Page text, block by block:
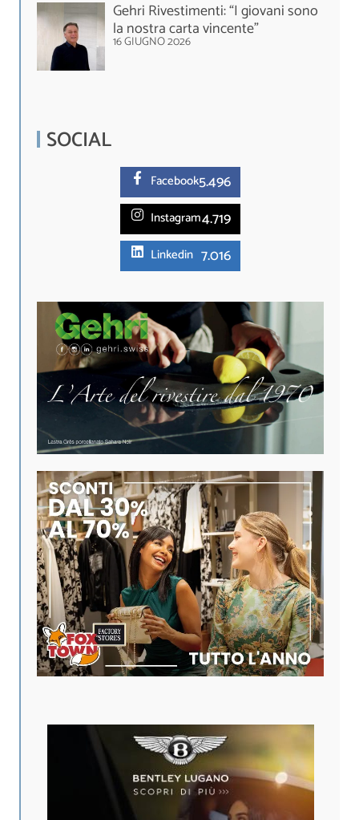
Gehri Rivestimenti: “I giovani sono
la nostra carta vincente”
16 GIUGNO 2026
SOCIAL
Facebook5.496
Instagram4.719
Linkedin 7.016